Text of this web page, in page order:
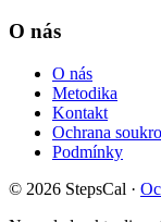
O nás
O nás
Metodika
Kontakt
Ochrana
Podmínky
© 2026 StepsCal ·